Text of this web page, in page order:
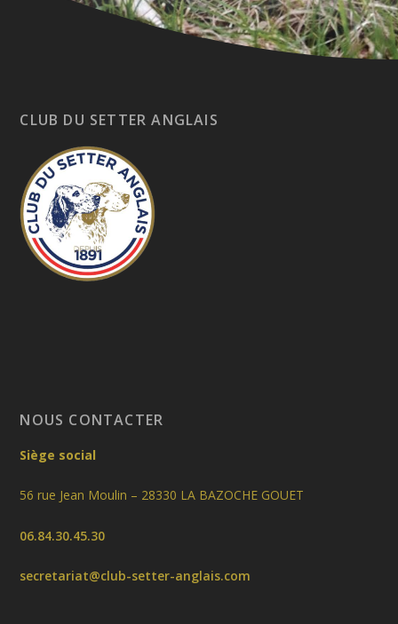
CLUB DU SETTER ANGLAIS
NOUS CONTACTER
Siège social
56 rue Jean Moulin – 28330 LA BAZOCHE GOUET
06.84.30.45.30
secretariat@club-setter-anglais.com